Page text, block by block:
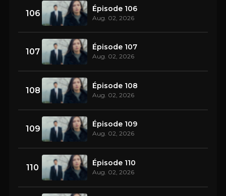
106 Épisode 106
Aug. 02, 2026
107 Épisode 107
Aug. 02, 2026
108 Épisode 108
Aug. 02, 2026
109 Épisode 109
Aug. 02, 2026
110 Épisode 110
Aug. 02, 2026